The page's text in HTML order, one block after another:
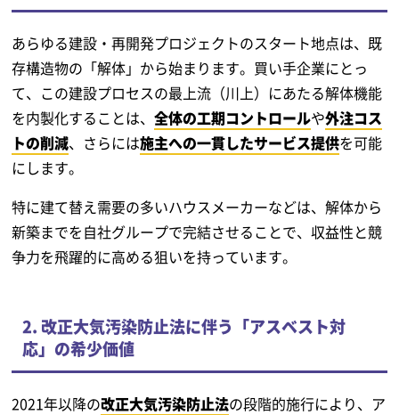
あらゆる建設・再開発プロジェクトのスタート地点は、既
存構造物の「解体」から始まります。買い手企業にとっ
て、この建設プロセスの最上流（川上）にあたる解体機能
を内製化することは、全体の工期コントロールや外注コス
トの削減、さらには施主への一貫したサービス提供を可能
にします。
特に建て替え需要の多いハウスメーカーなどは、解体から
新築までを自社グループで完結させることで、収益性と競
争力を飛躍的に高める狙いを持っています。
2. 改正大気汚染防止法に伴う「アスベスト対
応」の希少価値
2021年以降の改正大気汚染防止法の段階的施行により、ア